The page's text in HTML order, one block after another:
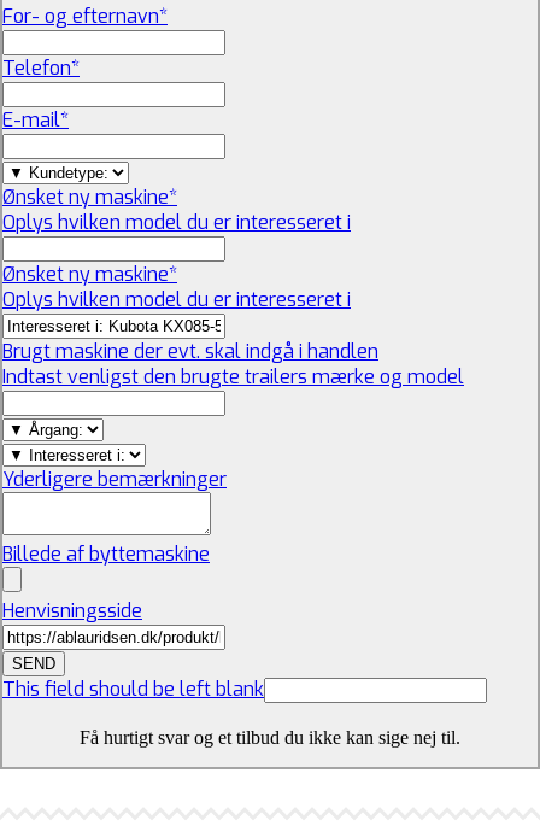
For- og efternavn*
Telefon*
E-mail*
Ønsket ny maskine*
Oplys hvilken model du er interesseret i
Ønsket ny maskine*
Oplys hvilken model du er interesseret i
Brugt maskine der evt. skal indgå i handlen
Indtast venligst den brugte trailers mærke og model
Yderligere bemærkninger
Billede af byttemaskine
Henvisningsside
SEND
This field should be left blank
Få hurtigt svar og et tilbud du ikke kan sige nej til.